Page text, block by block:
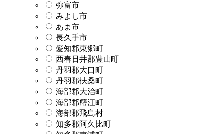
弥富市
みよし市
あま市
長久手市
愛知郡東郷町
西春日井郡豊山町
丹羽郡大口町
丹羽郡扶桑町
海部郡大治町
海部郡蟹江町
海部郡飛島村
知多郡阿久比町